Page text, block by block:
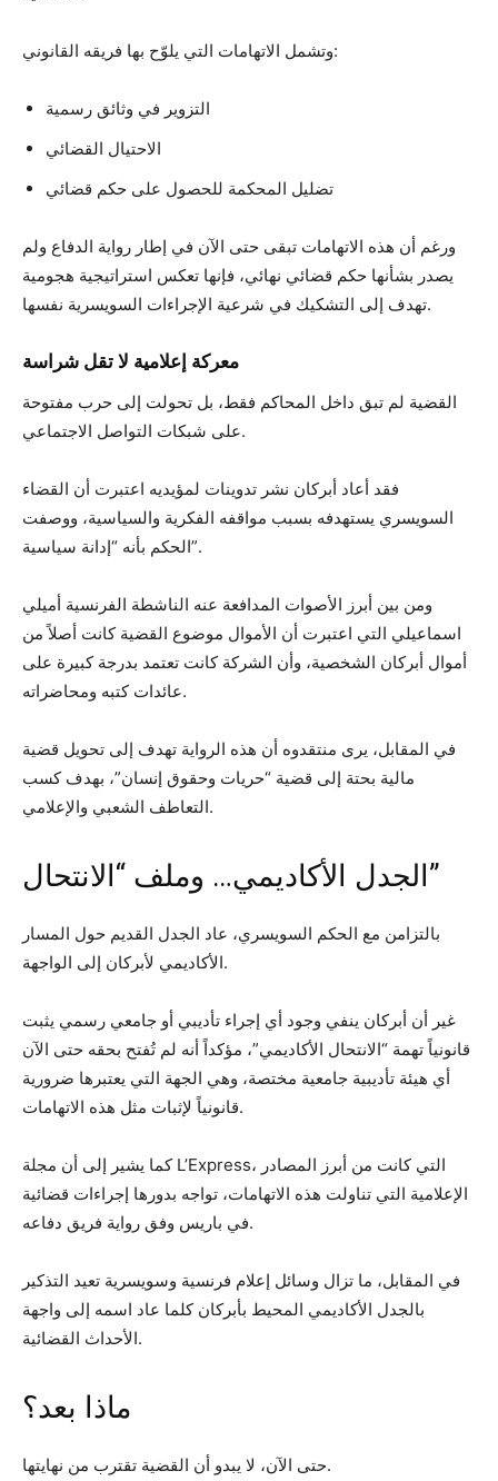
وتشمل الاتهامات التي يلوّح بها فريقه القانوني:
التزوير في وثائق رسمية
الاحتيال القضائي
تضليل المحكمة للحصول على حكم قضائي
ورغم أن هذه الاتهامات تبقى حتى الآن في إطار رواية الدفاع ولم
يصدر بشأنها حكم قضائي نهائي، فإنها تعكس استراتيجية هجومية
تهدف إلى التشكيك في شرعية الإجراءات السويسرية نفسها.
معركة إعلامية لا تقل شراسة
القضية لم تبق داخل المحاكم فقط، بل تحولت إلى حرب مفتوحة
على شبكات التواصل الاجتماعي.
فقد أعاد أبركان نشر تدوينات لمؤيديه اعتبرت أن القضاء
السويسري يستهدفه بسبب مواقفه الفكرية والسياسية، ووصفت
الحكم بأنه “إدانة سياسية”.
ومن بين أبرز الأصوات المدافعة عنه الناشطة الفرنسية أميلي
اسماعيلي التي اعتبرت أن الأموال موضوع القضية كانت أصلاً من
أموال أبركان الشخصية، وأن الشركة كانت تعتمد بدرجة كبيرة على
عائدات كتبه ومحاضراته.
في المقابل، يرى منتقدوه أن هذه الرواية تهدف إلى تحويل قضية
مالية بحتة إلى قضية “حريات وحقوق إنسان”، بهدف كسب
التعاطف الشعبي والإعلامي.
الجدل الأكاديمي… وملف “الانتحال”
بالتزامن مع الحكم السويسري، عاد الجدل القديم حول المسار
الأكاديمي لأبركان إلى الواجهة.
غير أن أبركان ينفي وجود أي إجراء تأديبي أو جامعي رسمي يثبت
قانونياً تهمة “الانتحال الأكاديمي”، مؤكداً أنه لم تُفتح بحقه حتى الآن
أي هيئة تأديبية جامعية مختصة، وهي الجهة التي يعتبرها ضرورية
قانونياً لإثبات مثل هذه الاتهامات.
كما يشير إلى أن مجلة L’Express، التي كانت من أبرز المصادر
الإعلامية التي تناولت هذه الاتهامات، تواجه بدورها إجراءات قضائية
في باريس وفق رواية فريق دفاعه.
في المقابل، ما تزال وسائل إعلام فرنسية وسويسرية تعيد التذكير
بالجدل الأكاديمي المحيط بأبركان كلما عاد اسمه إلى واجهة
الأحداث القضائية.
ماذا بعد؟
حتى الآن، لا يبدو أن القضية تقترب من نهايتها.